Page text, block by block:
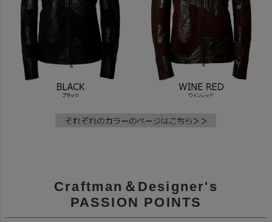
Craftman＆Designer's
PASSION POINTS